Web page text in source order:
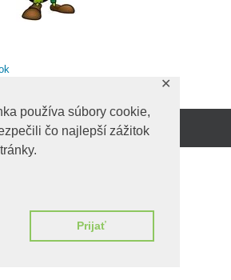
používa súbory cookie,
čo najlepší zážitok
Prijať
✕
Beží na WordPress.